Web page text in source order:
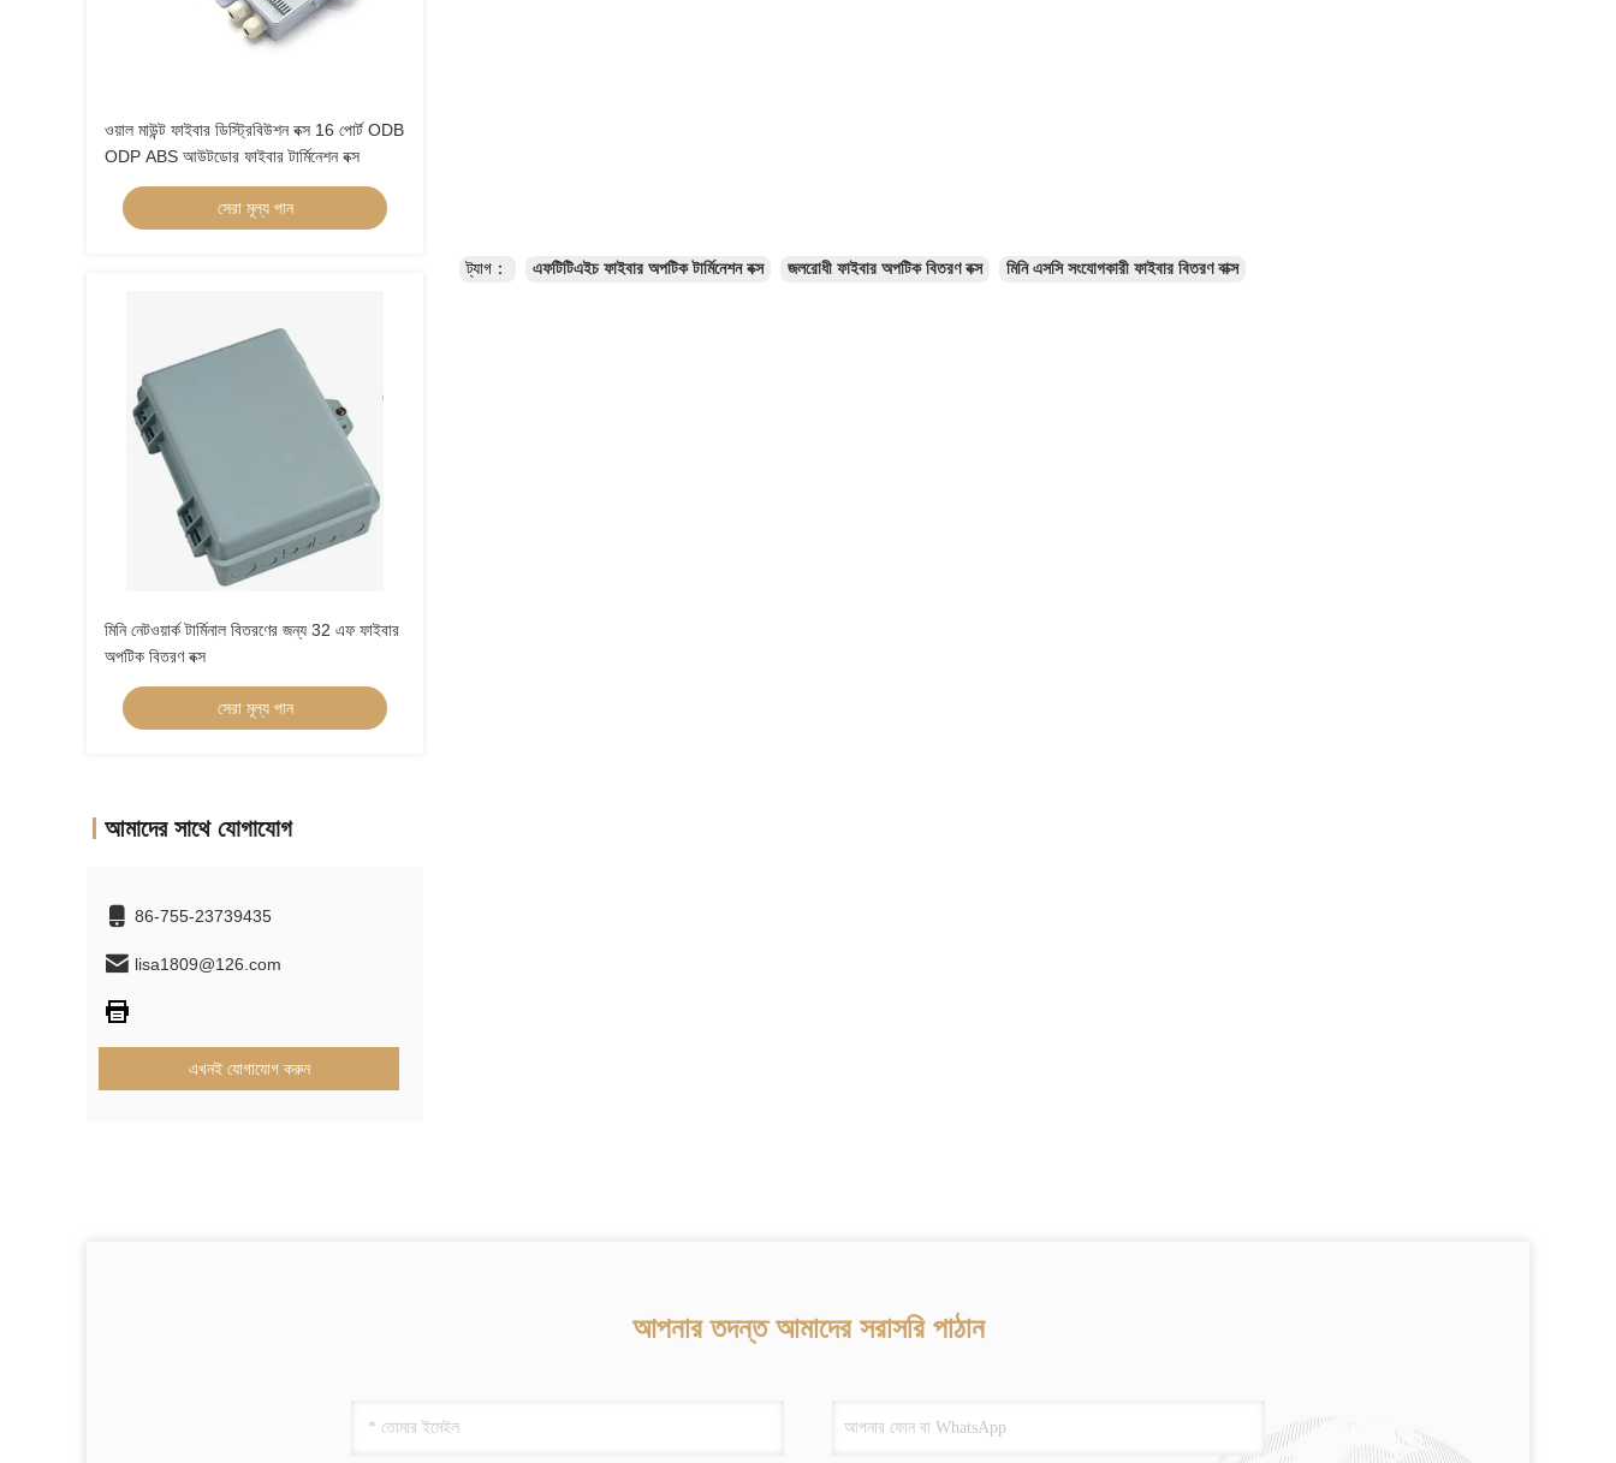
ওয়াল মাউন্ট ফাইবার ডিস্ট্রিবিউশন বক্স 16 পোর্ট ODB
ODP ABS আউটডোর ফাইবার টার্মিনেশন বক্স
সেরা মূল্য পান
মিনি নেটওয়ার্ক টার্মিনাল বিতরণের জন্য 32 এফ ফাইবার
অপটিক বিতরণ বক্স
সেরা মূল্য পান
আমাদের সাথে যোগাযোগ
86-755-23739435
lisa1809@126.com
এখনই যোগাযোগ করুন
ট্যাগ： এফটিটিএইচ ফাইবার অপটিক টার্মিনেশন বক্স জলরোধী ফাইবার অপটিক বিতরণ বক্স মিনি এসসি সংযোগকারী ফাইবার বিতরণ বাক্স
আপনার তদন্ত আমাদের সরাসরি পাঠান